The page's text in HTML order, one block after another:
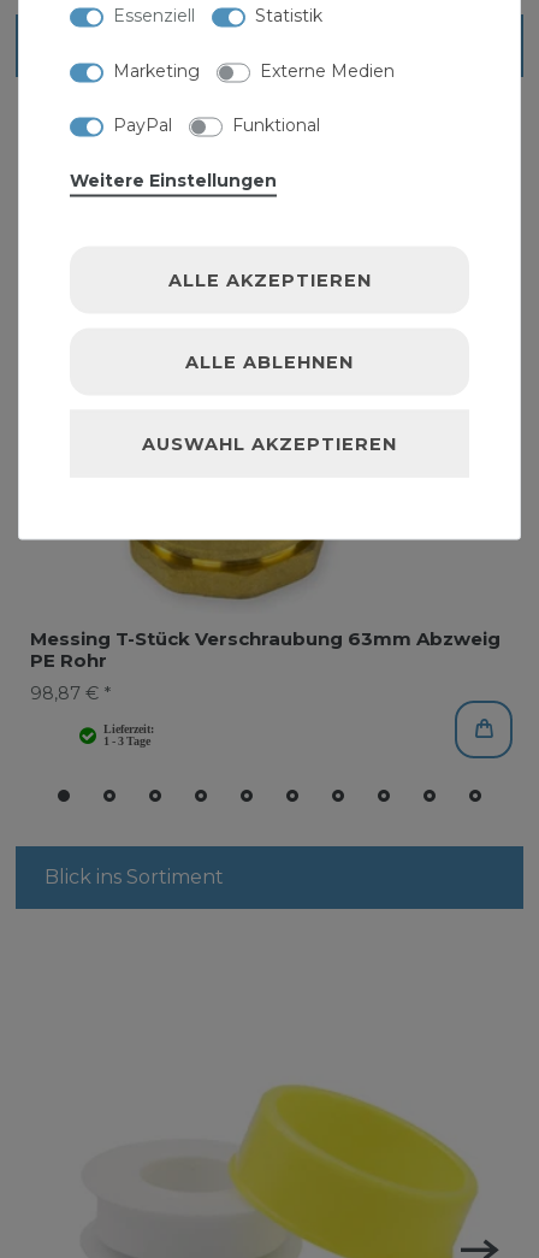
Messing T-Stück Verschraubung 63mm Abzweig
PE Rohr
98,87 € *
Blick ins Sortiment
Essenziell Statistik
Marketing Externe Medien
PayPal Funktional
Weitere Einstellungen
ALLE AKZEPTIEREN
ALLE ABLEHNEN
AUSWAHL AKZEPTIEREN